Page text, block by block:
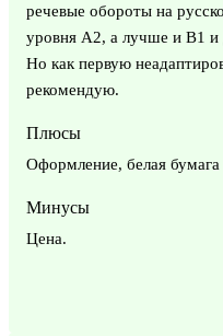
речевые обороты на
уровня A2, а лучше и B1 и
Но как первую
рекомендую.
Плюсы
Оформление, белая
Минусы
Цена.